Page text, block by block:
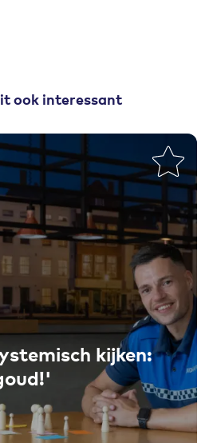
ook interessant
kijken: